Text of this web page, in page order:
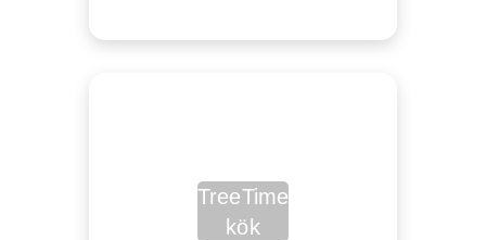
TreeTime
kök